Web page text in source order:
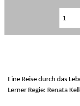
Eine Reise durch das
Lerner Regie: Renata